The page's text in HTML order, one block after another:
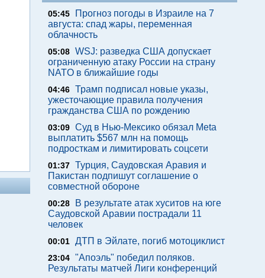
05:45
Прогноз погоды в Израиле на 7
августа: спад жары, переменная
облачность
05:08 WSJ: разведка США допускает
ограниченную атаку России на страну
NATO в ближайшие годы
04:46 Трамп подписал новые указы,
ужесточающие правила получения
гражданства США по рождению
03:09 Суд в Нью-Мексико обязал Meta
выплатить $567 млн на помощь
подросткам и лимитировать соцсети
01:37 Турция, Саудовская Аравия и
Пакистан подпишут соглашение о
совместной обороне
00:28
В результате атак хуситов на юге
Саудовской Аравии пострадали 11
человек
00:01 ДТП в Эйлате, погиб мотоциклист
23:04 "Апоэль" победил поляков.
Результаты матчей Лиги конференций